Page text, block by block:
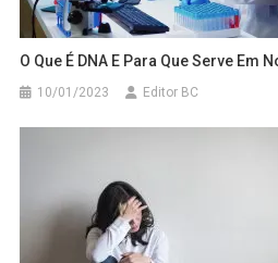
O Que É DNA E Para Que Serve Em
10/01/2023 Editor BC